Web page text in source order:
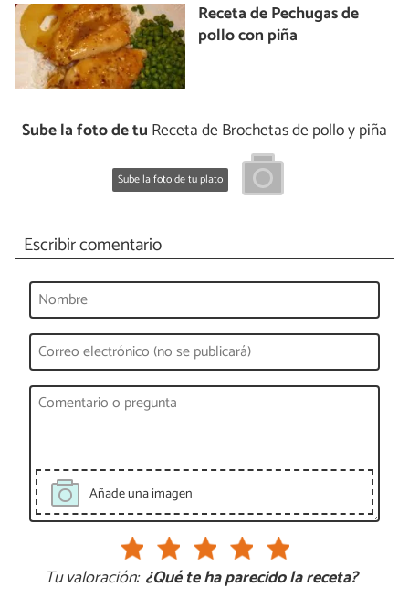
Receta de Pechugas de
pollo con piña
Sube la foto de tu Receta de Brochetas de pollo y piña
Sube la foto de tu plato
Escribir comentario
Añade una imagen
Tu valoración: ¿Qué te ha parecido la receta?